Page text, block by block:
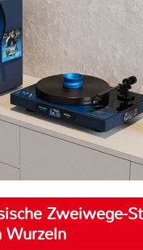
Zweiwege-
Wurzeln